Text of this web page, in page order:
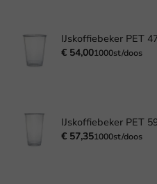
IJskoffiebeker PET
€ 54,001000st/doos
IJskoffiebeker PET
€ 57,351000st/doos